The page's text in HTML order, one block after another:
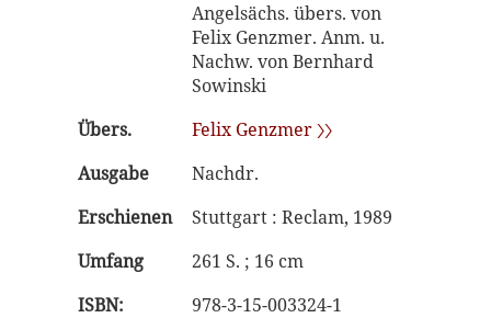
Angelsächs. übers. von
Felix Genzmer. Anm. u.
Nachw. von Bernhard
Sowinski
Übers.
Felix Genzmer 〉〉
Ausgabe
Nachdr.
Erschienen
Stuttgart : Reclam, 1989
Umfang
261 S. ; 16 cm
ISBN:
978-3-15-003324-1